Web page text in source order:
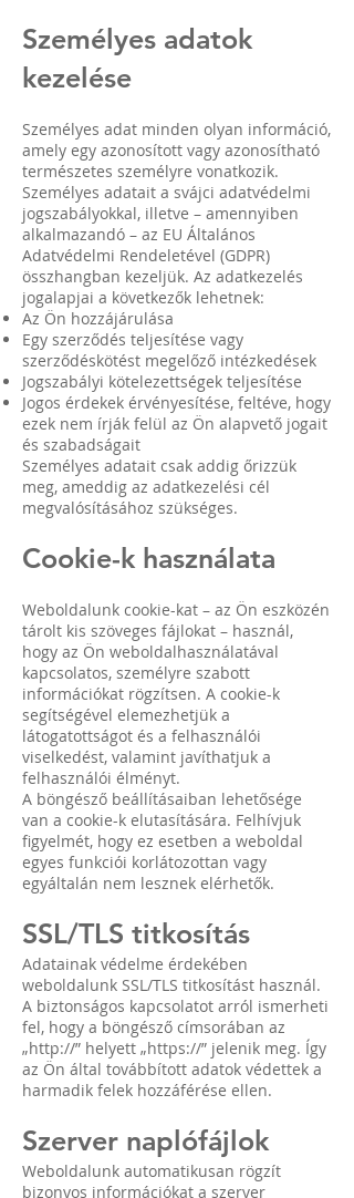
Személyes adatok
kezelése
Személyes adat minden olyan információ,
amely egy azonosított vagy azonosítható
természetes személyre vonatkozik.
Személyes adatait a svájci adatvédelmi
jogszabályokkal, illetve – amennyiben
alkalmazandó – az EU Általános
Adatvédelmi Rendeletével (GDPR)
összhangban kezeljük. Az adatkezelés
jogalapjai a következők lehetnek:
Az Ön hozzájárulása
Egy szerződés teljesítése vagy
szerződéskötést megelőző intézkedések
Jogszabályi kötelezettségek teljesítése
Jogos érdekek érvényesítése, feltéve, hogy
ezek nem írják felül az Ön alapvető jogait
és szabadságait
Személyes adatait csak addig őrizzük
meg, ameddig az adatkezelési cél
megvalósításához szükséges.
Cookie-k használata
Weboldalunk cookie-kat – az Ön eszközén
tárolt kis szöveges fájlokat – használ,
hogy az Ön weboldalhasználatával
kapcsolatos, személyre szabott
információkat rögzítsen. A cookie-k
segítségével elemezhetjük a
látogatottságot és a felhasználói
viselkedést, valamint javíthatjuk a
felhasználói élményt.
A böngésző beállításaiban lehetősége
van a cookie-k elutasítására. Felhívjuk
figyelmét, hogy ez esetben a weboldal
egyes funkciói korlátozottan vagy
egyáltalán nem lesznek elérhetők.
SSL/TLS titkosítás
Adatainak védelme érdekében
weboldalunk SSL/TLS titkosítást használ.
A biztonságos kapcsolatot arról ismerheti
fel, hogy a böngésző címsorában az
„http://” helyett „https://” jelenik meg. Így
az Ön által továbbított adatok védettek a
harmadik felek hozzáférése ellen.
Szerver naplófájlok
Weboldalunk automatikusan rögzít
bizonyos információkat a szerver